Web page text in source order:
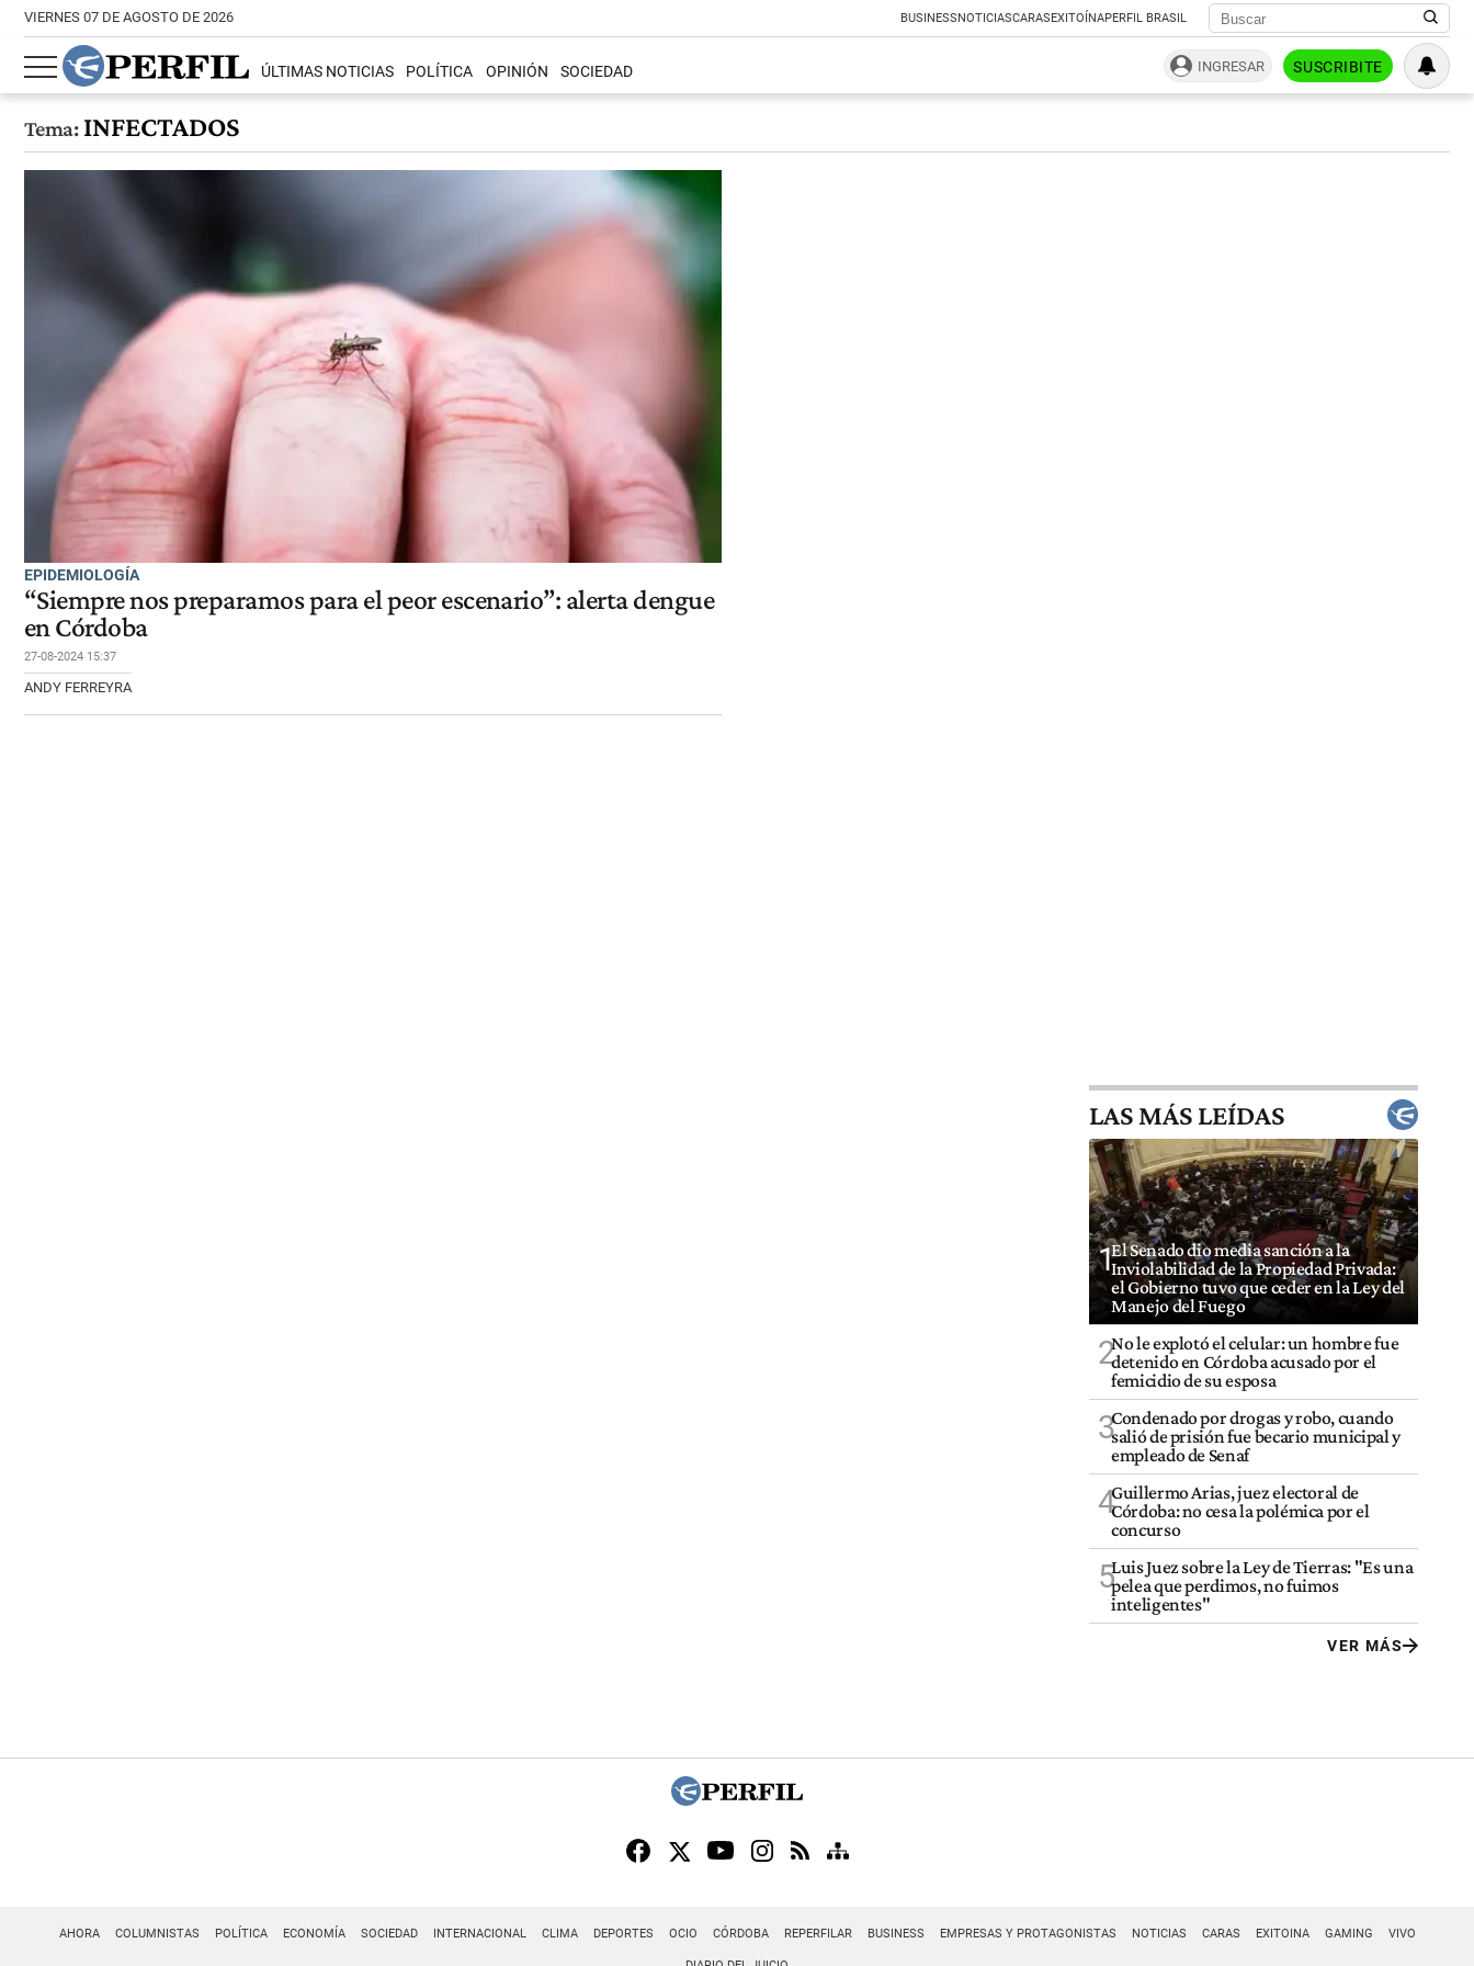
VIERNES 07 DE AGOSTO DE 2026 BUSINESSNOTICIASCARASEXITOÍNAPERFIL BRASIL
ÚLTIMAS NOTICIAS POLÍTICA OPINIÓN SOCIEDAD INGRESAR SUSCRIBITE
Tema:INFECTADOS
EPIDEMIOLOGÍA
“Siempre nos preparamos para el peor escenario”: alerta dengue
en Córdoba
27-08-2024 15:37
ANDY FERREYRA
LAS MÁS LEÍDAS
1El Senado dio media sanción a la
Inviolabilidad de la Propiedad Privada:
el Gobierno tuvo que ceder en la Ley del
Manejo del Fuego
2No le explotó el celular: un hombre fue
detenido en Córdoba acusado por el
femicidio de su esposa
3Condenado por drogas y robo, cuando
salió de prisión fue becario municipal y
empleado de Senaf
4Guillermo Arias, juez electoral de
Córdoba: no cesa la polémica por el
concurso
5Luis Juez sobre la Ley de Tierras: "Es una
pelea que perdimos, no fuimos
inteligentes"
VER MÁS
AHORA COLUMNISTAS POLÍTICA ECONOMÍA SOCIEDAD INTERNACIONAL CLIMA DEPORTES OCIO CÓRDOBA REPERFILAR BUSINESS EMPRESAS Y PROTAGONISTAS NOTICIAS CARAS EXITOINA GAMING VIVO